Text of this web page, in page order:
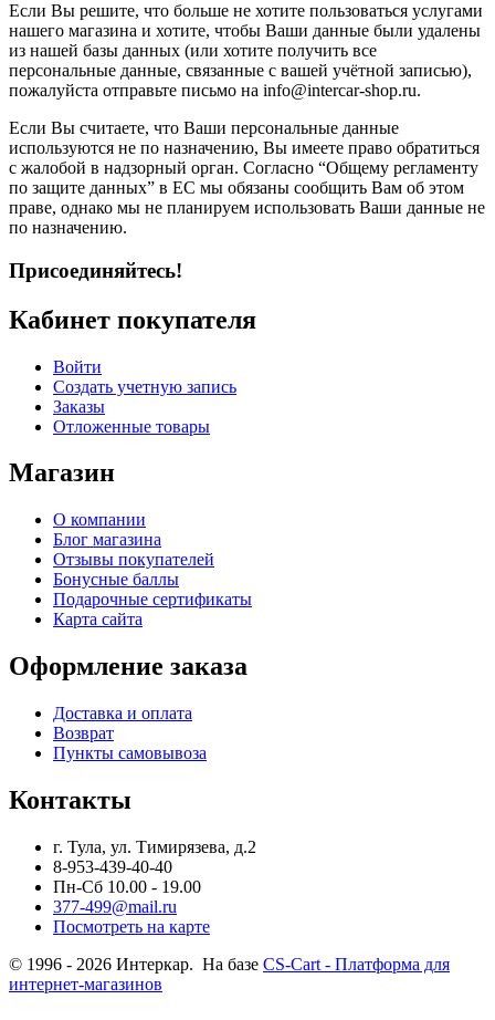
Если Вы решите, что больше не хотите пользоваться услугами
нашего магазина и хотите, чтобы Ваши данные были удалены
из нашей базы данных (или хотите получить все
персональные данные, связанные с вашей учётной записью),
пожалуйста отправьте письмо на info@intercar-shop.ru.
Если Вы считаете, что Ваши персональные данные
используются не по назначению, Вы имеете право обратиться
с жалобой в надзорный орган. Согласно “Общему регламенту
по защите данных” в ЕС мы обязаны сообщить Вам об этом
праве, однако мы не планируем использовать Ваши данные не
по назначению.
Присоединяйтесь!
Кабинет покупателя
Войти
Создать учетную запись
Заказы
Отложенные товары
Магазин
О компании
Блог магазина
Отзывы покупателей
Бонусные баллы
Подарочные сертификаты
Карта сайта
Оформление заказа
Доставка и оплата
Возврат
Пункты самовывоза
Контакты
г. Тула, ул. Тимирязева, д.2
8-953-439-40-40
Пн-Сб 10.00 - 19.00
377-499@mail.ru
Посмотреть на карте
© 1996 - 2026 Интеркар. На базе CS-Cart - Платформа для
интернет-магазинов